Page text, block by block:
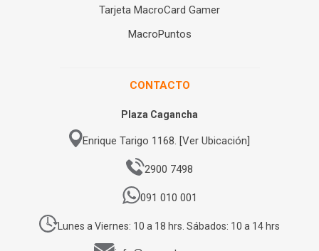
Tarjeta MacroCard Gamer
MacroPuntos
CONTACTO
Plaza Cagancha
Enrique Tarigo 1168. [Ver Ubicación]
2900 7498
091 010 001
Lunes a Viernes: 10 a 18 hrs. Sábados: 10 a 14 hrs